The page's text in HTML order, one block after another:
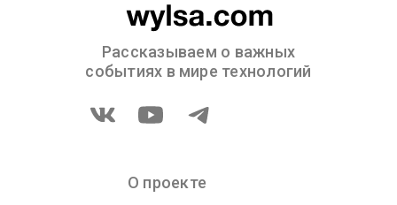
Рассказываем о важных
событиях в мире технологий
О проекте